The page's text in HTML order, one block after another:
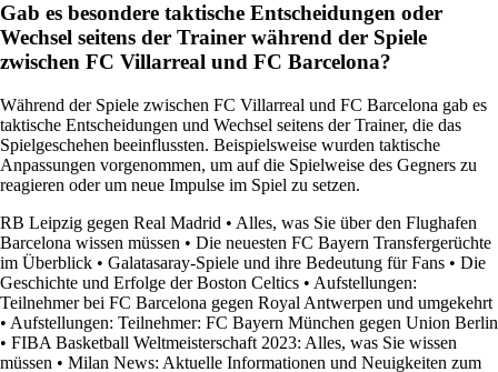
Gab es besondere taktische Entscheidungen oder
Wechsel seitens der Trainer während der Spiele
zwischen FC Villarreal und FC Barcelona?
Während der Spiele zwischen FC Villarreal und FC Barcelona gab es
taktische Entscheidungen und Wechsel seitens der Trainer, die das
Spielgeschehen beeinflussten. Beispielsweise wurden taktische
Anpassungen vorgenommen, um auf die Spielweise des Gegners zu
reagieren oder um neue Impulse im Spiel zu setzen.
RB Leipzig gegen Real Madrid • Alles, was Sie über den Flughafen
Barcelona wissen müssen • Die neuesten FC Bayern Transfergerüchte
im Überblick • Galatasaray-Spiele und ihre Bedeutung für Fans • Die
Geschichte und Erfolge der Boston Celtics • Aufstellungen:
Teilnehmer bei FC Barcelona gegen Royal Antwerpen und umgekehrt
• Aufstellungen: Teilnehmer: FC Bayern München gegen Union Berlin
• FIBA Basketball Weltmeisterschaft 2023: Alles, was Sie wissen
müssen • Milan News: Aktuelle Informationen und Neuigkeiten zum